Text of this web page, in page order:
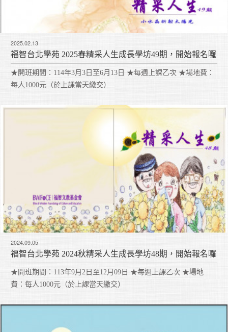
2025.02.13
福智台北學苑 2025春精采人生成長學坊49期，開始報名囉
★開班期間：114年3月3日至6月13日 ★每週上課乙次 ★場地費：
每人1000元（於上課當天繳交）
2024.09.05
福智台北學苑 2024秋精采人生成長學坊48期，開始報名囉
★開班期間：113年9月2日至12月09日 ★每週上課乙次 ★場地
費：每人1000元（於上課當天繳交）